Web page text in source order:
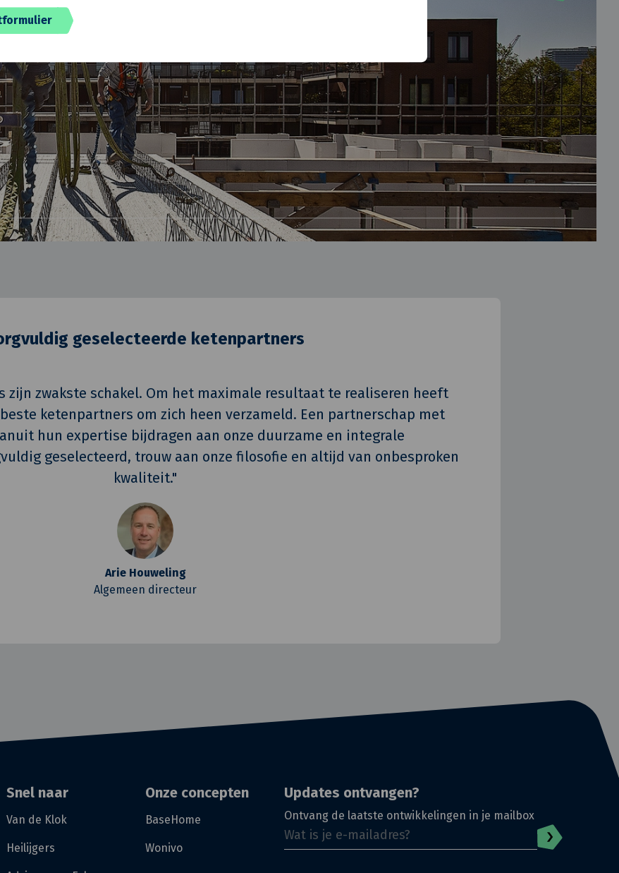
geselecteerde ketenpartners
zijn zwakste schakel. Om het maximale resultaat te realiseren heeft
ketenpartners om zich heen verzameld. Een partnerschap met
hun expertise bijdragen aan onze duurzame en integrale
geselecteerd, trouw aan onze filosofie en altijd van onbesproken
kwaliteit."
Arie Houweling
Algemeen directeur
Snel naar
Van de Klok
Heilijgers
Onze concepten
BaseHome
Wonivo
Updates ontvangen?
Ontvang de laatste ontwikkelingen in je mailbox